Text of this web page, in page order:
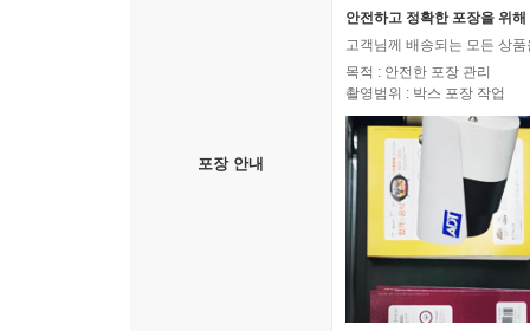
포장 안내
안전하고 정확한 포장을 위
고객님께 배송되는 모든 상
목적 : 안전한 포장 관리
촬영범위 : 박스 포장 작업